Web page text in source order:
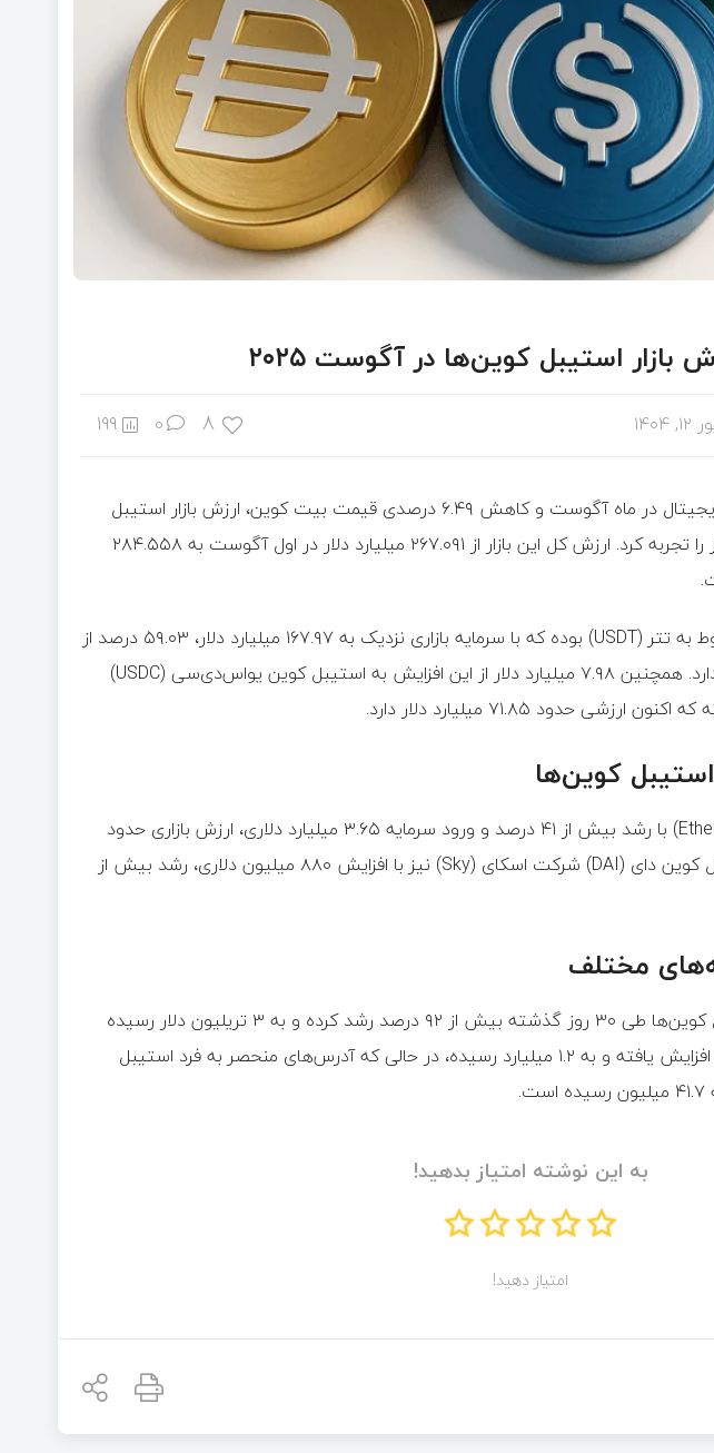
8
0
199
علی‌رغم نوسانات شدید بازارهای ارز دیجیتال در ماه آگوست و کاهش ۶.۴۹ درصدی قیمت بیت کوین، ارزش بازار استیبل
کوین‌ها رشدی بیش از ۱۷ میلیارد دلار را تجربه کرد. ارزش کل این بازار از ۲۶۷.۰۹۱ میلیارد دلار در اول آگوست به ۲۸۴.۵۵۸
حدود ۳.۲ میلیارد دلار از این رشد مربوط به تتر (USDT) بوده که با سرمایه بازاری نزدیک به ۱۶۷.۹۷ میلیارد دلار، ۵۹.۰۳ درصد از
کل بازار استیبل کوین‌ها را در اختیار دارد. همچنین ۷.۹۸ میلیارد دلار از این افزایش به استیبل کوین یو‌اس‌دی‌سی (USDC)
کوین‌ها
استیبل کوین (USDe) شرکت اِتِنا (Ethena) با رشد بیش از ۴۱ درصد و ورود سرمایه ۳.۶۵ میلیارد دلاری، ارزش بازاری حدود
۱۲.۴۰۳ میلیارد دلار کسب کرد. استیبل کوین دای (DAI) شرکت اسکای (Sky) نیز با افزایش ۸۸۰ میلیون دلاری، رشد بیش از
مختلف
حجم تراکنش‌های تعدیل‌شده استیبل کوین‌ها طی ۳۰ روز گذشته بیش از ۹۲ درصد رشد کرده و به ۳ تریلیون دلار رسیده
است. تعداد تراکنش‌ها نیز ۱۶.۹ درصد افزایش یافته و به ۱.۲ میلیارد رسیده، در حالی که آدرس‌های منحصر به فرد استیبل
به این نوشته امتیاز بدهید!
امتیاز دهید!